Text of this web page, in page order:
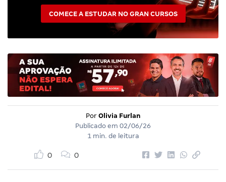
COMECE A ESTUDAR NO GRAN CURSOS
Por Olivia Furlan
Publicado em 02/06/26
1 min. de leitura
0 0